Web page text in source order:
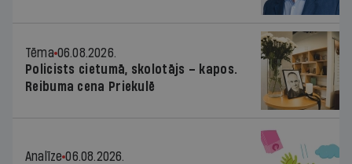
Tēma 06.08.2026.
Policists cietumā, skolotājs – kapos.
Reibuma cena Priekulē
Analīze 06.08.2026.